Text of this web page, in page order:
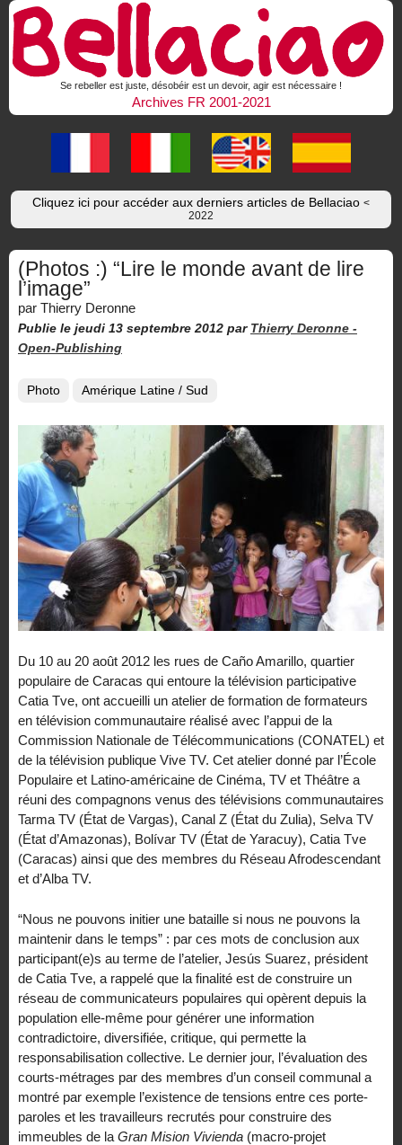
Se rebeller est juste, désobéir est un devoir, agir est nécessaire !
Archives FR 2001-2021
Cliquez ici pour accéder aux derniers articles de Bellaciao <
2022
(Photos :) “Lire le monde avant de lire
l’image”
par Thierry Deronne
Publie le jeudi 13 septembre 2012 par Thierry Deronne -
Open-Publishing
Photo Amérique Latine / Sud
Du 10 au 20 août 2012 les rues de Caño Amarillo, quartier
populaire de Caracas qui entoure la télévision participative
Catia Tve, ont accueilli un atelier de formation de formateurs
en télévision communautaire réalisé avec l’appui de la
Commission Nationale de Télécommunications (CONATEL) et
de la télévision publique Vive TV. Cet atelier donné par l’École
Populaire et Latino-américaine de Cinéma, TV et Théâtre a
réuni des compagnons venus des télévisions communautaires
Tarma TV (État de Vargas), Canal Z (État du Zulia), Selva TV
(État d’Amazonas), Bolívar TV (État de Yaracuy), Catia Tve
(Caracas) ainsi que des membres du Réseau Afrodescendant
et d’Alba TV.
“Nous ne pouvons initier une bataille si nous ne pouvons la
maintenir dans le temps” : par ces mots de conclusion aux
participant(e)s au terme de l’atelier, Jesús Suarez, président
de Catia Tve, a rappelé que la finalité est de construire un
réseau de communicateurs populaires qui opèrent depuis la
population elle-même pour générer une information
contradictoire, diversifiée, critique, qui permette la
responsabilisation collective. Le dernier jour, l’évaluation des
courts-métrages par des membres d’un conseil communal a
montré par exemple l’existence de tensions entre ces porte-
paroles et les travailleurs recrutés pour construire des
immeubles de la Gran Mision Vivienda (macro-projet